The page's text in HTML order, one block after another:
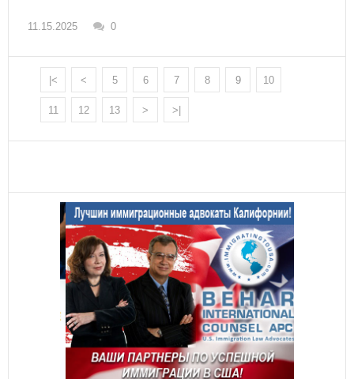
11.15.2025 0
|< < 5 6 7 8 9 10
11 12 13 > >|